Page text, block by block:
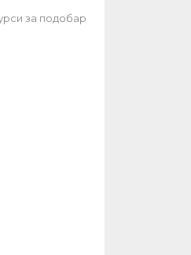
за подобар